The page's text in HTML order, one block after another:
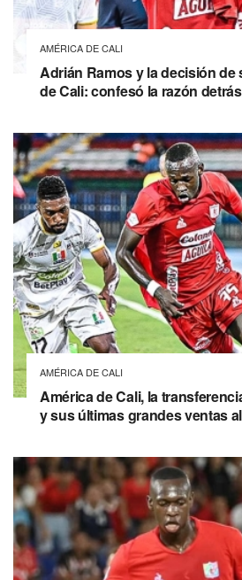
AMÉRICA DE CALI
Adrián Ramos y la decisión de
de Cali: confesó la razón
AMÉRICA DE CALI
América de Cali, la
y sus últimas grandes ventas